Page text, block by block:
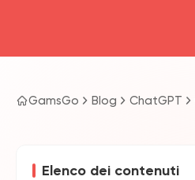
GamsGo Blog ChatGPT
Elenco dei contenuti